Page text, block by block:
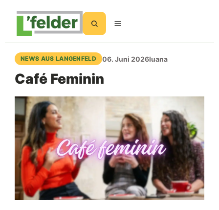
NEWS AUS LANGENFELD 06. Juni 2026luana
Café Feminin